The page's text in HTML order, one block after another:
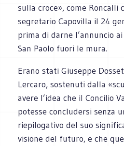
sulla croce», come Roncalli
segretario Capovilla il 24
prima di darne l’annuncio
San Paolo fuori le mura.
Erano stati Giuseppe
Lercaro, sostenuti dalla
avere l’idea che il Concilio
potesse concludersi senza
riepilogativo del suo
visione del futuro, e che